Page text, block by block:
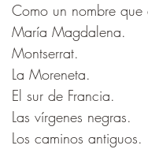
Como un nombre
María Magdalena.
Montserrat.
La Moreneta.
El sur de Francia.
Las vírgenes negras.
Los caminos antiguos.